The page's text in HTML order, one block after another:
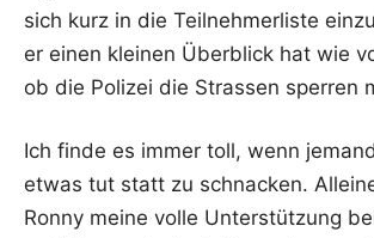
sich kurz in die Teil­neh­mer­lis­te
er einen klei­nen Über­blick hat wie
ob die Poli­zei die Stras­sen sper­ren
Ich fin­de es immer toll, wenn
etwas tut statt zu schna­cken.
Ron­ny mei­ne vol­le Unter­stüt­zung